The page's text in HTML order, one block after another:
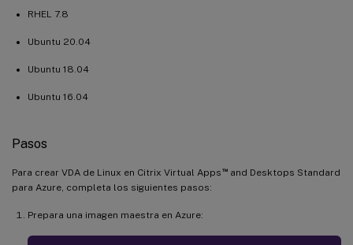
RHEL 7.8
Ubuntu 20.04
Ubuntu 18.04
Ubuntu 16.04
Pasos
Para crear VDA de Linux en Citrix Virtual Apps ™and Desktops Standard
para Azure, completa los siguientes pasos:
Prepara una imagen maestra en Azure: